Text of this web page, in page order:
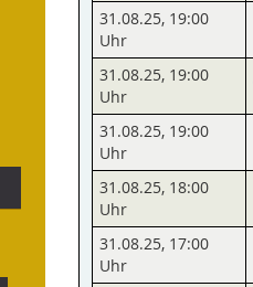
31.08.25, 19:00
Uhr
31.08.25, 19:00
Uhr
31.08.25, 19:00
Uhr
31.08.25, 18:00
Uhr
31.08.25, 17:00
Uhr